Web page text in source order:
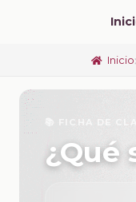
Inicio
📚 FICHA DE
¿Qué